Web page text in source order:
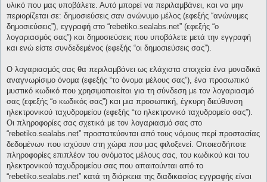
υλικό που μας υποβάλετε. Αυτό μπορεί να περιλαμβάνει, και να μην
περιορίζεται σε: δημοσιεύσεις σαν ανώνυμο μέλος (εφεξής “ανώνυμες
δημοσιεύσεις”), εγγραφή στο “rebetiko.sealabs.net” (εφεξής “ο
λογαριασμός σας”) και δημοσιεύσεις που υποβάλετε μετά την εγγραφή
και ενώ είστε συνδεδεμένος (εφεξής “οι δημοσιεύσεις σας”).
Ο λογαριασμός σας θα περιλαμβάνει ως ελάχιστα στοιχεία ένα μοναδικά
αναγνωρίσιμο όνομα (εφεξής “το όνομα μέλους σας”), ένα προσωπικό
μυστικό κωδικό που χρησιμοποιείται για τη σύνδεση με τον λογαριασμό
σας (εφεξής “ο κωδικός σας”) και μια προσωπική, έγκυρη διεύθυνση
ηλεκτρονικού ταχυδρομείου (εφεξής “το ηλεκτρονικό ταχυδρομείο σας”).
Οι πληροφορίες σας σχετικά με τον λογαριασμό σας στο
“rebetiko.sealabs.net” προστατεύονται από τους νόμους περί προστασίας
δεδομένων που ισχύουν στη χώρα που μας φιλοξενεί. Οποιεσδήποτε
πληροφορίες επιπλέον του ονόματος μέλους σας, του κωδικού και του
ηλεκτρονικού ταχυδρομείου σας που απαιτούνται από το
“rebetiko.sealabs.net” κατά τη διάρκεια της διαδικασίας εγγραφής είναι